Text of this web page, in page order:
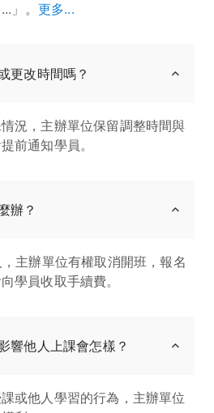
」。 更多...
更改時間嗎？
況，主辦單位保留調整時間與
前通知學員。
辦？
主辦單位有權取消開班，報名
學員收取手續費。
響他人上課會怎樣？
或他人學習的行為，主辦單位